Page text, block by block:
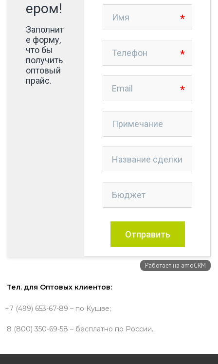
Тел. для Оптовых клиентов:
+7 (499) 653-67-89 – по Кушве;
8 (800) 350-69-58 – бесплатно по России.